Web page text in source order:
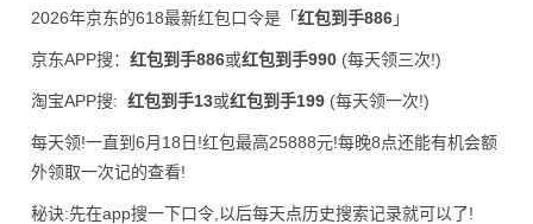
2026年京东的618最新红包口令是「红包到手886」
京东APP搜： 红包到手886或红包到手990 (每天领三次!)
淘宝APP搜: 红包到手13或红包到手199 (每天领一次!)
每天领!一直到6月18日!红包最高25888元!每晚8点还能有机会额
外领取一次记的查看!
秘诀:先在app搜一下口令,以后每天点历史搜索记录就可以了!